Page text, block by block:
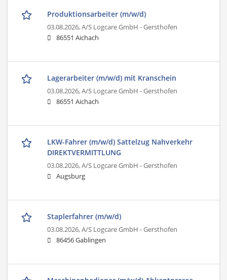
Produktionsarbeiter (m/w/d)
03.08.2026,A/S Logcare GmbH - Gersthofen
86551 Aichach
Lagerarbeiter (m/w/d) mit Kranschein
03.08.2026,A/S Logcare GmbH - Gersthofen
86551 Aichach
LKW-Fahrer (m/w/d) Sattelzug Nahverkehr
DIREKTVERMITTLUNG
03.08.2026,A/S Logcare GmbH - Gersthofen
Augsburg
Staplerfahrer (m/w/d)
03.08.2026,A/S Logcare GmbH - Gersthofen
86456 Gablingen